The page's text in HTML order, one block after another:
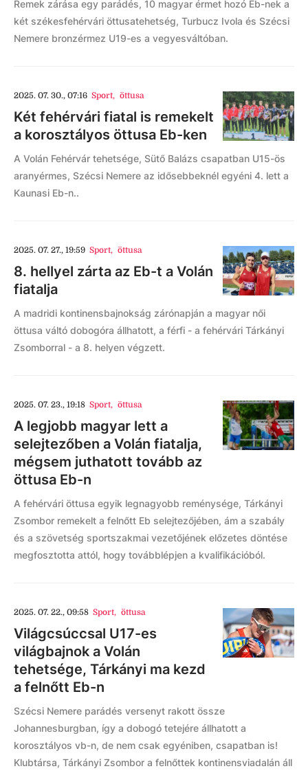
Remek zárása egy parádés, 10 magyar érmet hozó Eb-nek a
két székesfehérvári öttusatehetség, Turbucz Ivola és Szécsi
Nemere bronzérmez U19-es a vegyesváltóban.
2025. 07. 30., 07:16 Sport, öttusa
Két fehérvári fiatal is remekelt
a korosztályos öttusa Eb-ken
A Volán Fehérvár tehetsége, Sütő Balázs csapatban U15-ös
aranyérmes, Szécsi Nemere az idősebbeknél egyéni 4. lett a
Kaunasi Eb-n..
2025. 07. 27., 19:59 Sport, öttusa
8. hellyel zárta az Eb-t a Volán
fiatalja
A madridi kontinensbajnokság zárónapján a magyar női
öttusa váltó dobogóra állhatott, a férfi - a fehérvári Tárkányi
Zsomborral - a 8. helyen végzett.
2025. 07. 23., 19:18 Sport, öttusa
A legjobb magyar lett a
selejtezőben a Volán fiatalja,
mégsem juthatott tovább az
öttusa Eb-n
A fehérvári öttusa egyik legnagyobb reménysége, Tárkányi
Zsombor remekelt a felnőtt Eb selejtezőjében, ám a szabály
és a szövetség sportszakmai vezetőjének előzetes döntése
megfosztotta attól, hogy továbblépjen a kvalifikációból.
2025. 07. 22., 09:58 Sport, öttusa
Világcsúccsal U17-es
világbajnok a Volán
tehetsége, Tárkányi ma kezd
a felnőtt Eb-n
Szécsi Nemere parádés versenyt rakott össze
Johannesburgban, így a dobogó tetejére állhatott a
korosztályos vb-n, de nem csak egyéniben, csapatban is!
Klubtársa, Tárkányi Zsombor a felnőttek kontinensviadalán áll